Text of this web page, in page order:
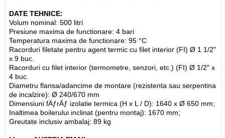
DATE TEHNICE:
Volum nominal: 500 litri
Presiune maxima de functionare: 4 bari
Temperatura maxima de functionare: 95 °C
Racorduri filetate pentru agent termic cu filet interior (FI) Ø 1 1/2"
x 9 buc.
Racorduri cu filet interior (termometre, senzori, etc.) (FI) Ø 1/2" x
4 buc.
Diametru flansa/adancime de montare (rezistenta sau serpentina
de incalzire): Ø 240/670 mm
Dimensiuni fÄƒrÄƒ izolatie termica (H x L / D): 1640 x Ø 650 mm;
Inaltimea boilerului inclinat (pentru montaj): 1670 mm;
Greutate inclusiv ambalaj: 89 kg